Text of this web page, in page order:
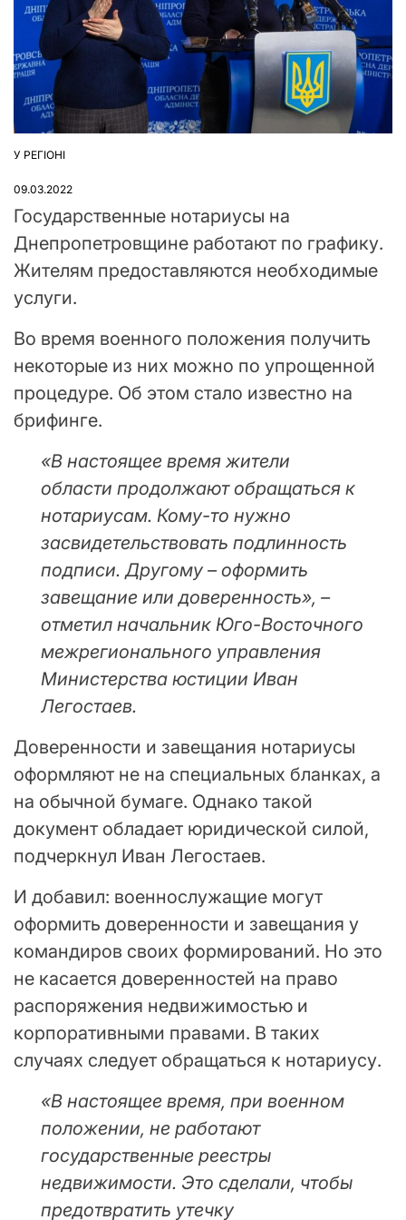
ОПУБЛІКУВАТИ
У РЕГІОНІ
09.03.2022
Государственные нотариусы на
Днепропетровщине работают по графику.
Жителям предоставляются необходимые
услуги.
Во время военного положения получить
некоторые из них можно по упрощенной
процедуре. Об этом стало известно на
брифинге.
«В настоящее время жители
области продолжают обращаться к
нотариусам. Кому-то нужно
засвидетельствовать подлинность
подписи. Другому – оформить
завещание или доверенность», –
отметил начальник Юго-Восточного
межрегионального управления
Министерства юстиции Иван
Легостаев.
Доверенности и завещания нотариусы
оформляют не на специальных бланках, а
на обычной бумаге. Однако такой
документ обладает юридической силой,
подчеркнул Иван Легостаев.
И добавил: военнослужащие могут
оформить доверенности и завещания у
командиров своих формирований. Но это
не касается доверенностей на право
распоряжения недвижимостью и
корпоративными правами. В таких
случаях следует обращаться к нотариусу.
«В настоящее время, при военном
положении, не работают
государственные реестры
недвижимости. Это сделали, чтобы
предотвратить утечку